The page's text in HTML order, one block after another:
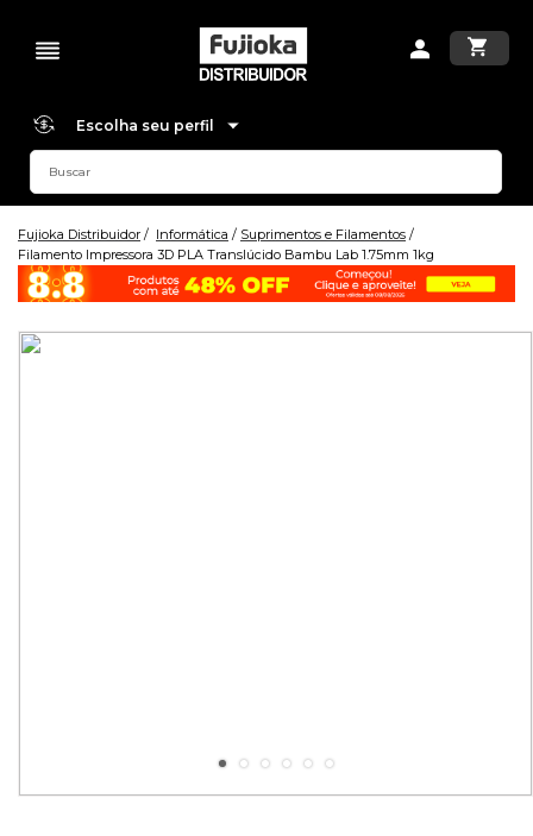
Escolha seu perfil
Fujioka Distribuidor Informática
Suprimentos e Filamentos
Filamento Impressora 3D PLA Translúcido Bambu Lab 1.75mm 1kg